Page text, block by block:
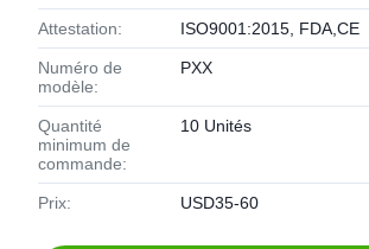
Attestation: ISO9001:2015, FDA,CE
Numéro de
modèle:
PXX
Quantité
minimum de
commande:
10 Unités
Prix: USD35-60